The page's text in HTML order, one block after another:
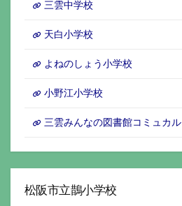
三雲中学校
天白小学校
よねのしょう小学校
小野江小学校
三雲みんなの図書館コミュカル
松阪市立鵲小学校